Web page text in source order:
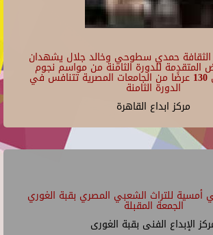
الثقافة حمدي سطوحي وخالد جلال يشهدان
المتقدمة للدورة الثامنة من مواسم نجوم
المسرح الجامعي 130 عرضًا من الجامعات المصرية تتنافس في
الدورة الثامنة
مركز ابداع القاهرة
أمسية للتراث الشعبي المصري بقبة الغوري
الجمعة المقبلة
الإبداع الفنى بقبة الغورى